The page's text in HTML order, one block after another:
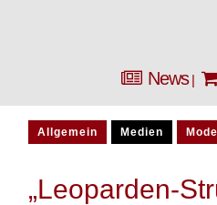
News
Allgemein Medien Mode
„Leoparden-